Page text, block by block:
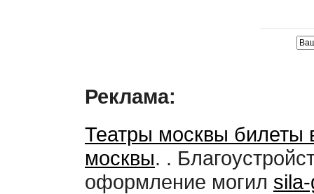
Реклама:
Театры москвы билеты
москвы. .
оформление могил